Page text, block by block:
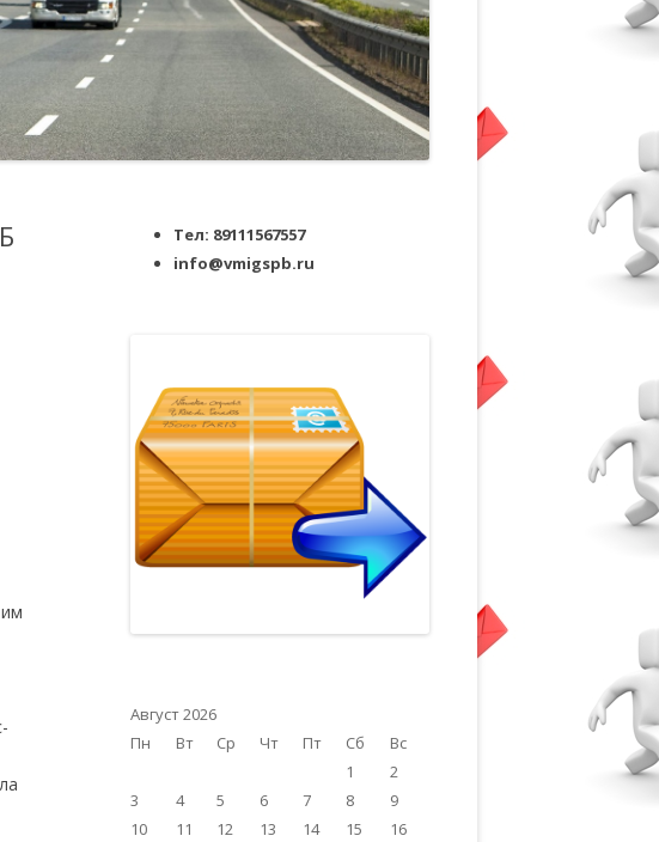
Тел: 89111567557
info@vmigspb.ru
Август 2026
Пн
Вт Ср Чт Пт Сб
Вс
1
2
3
4 5 6 7 8
9
10
11 12 13 14 15
16